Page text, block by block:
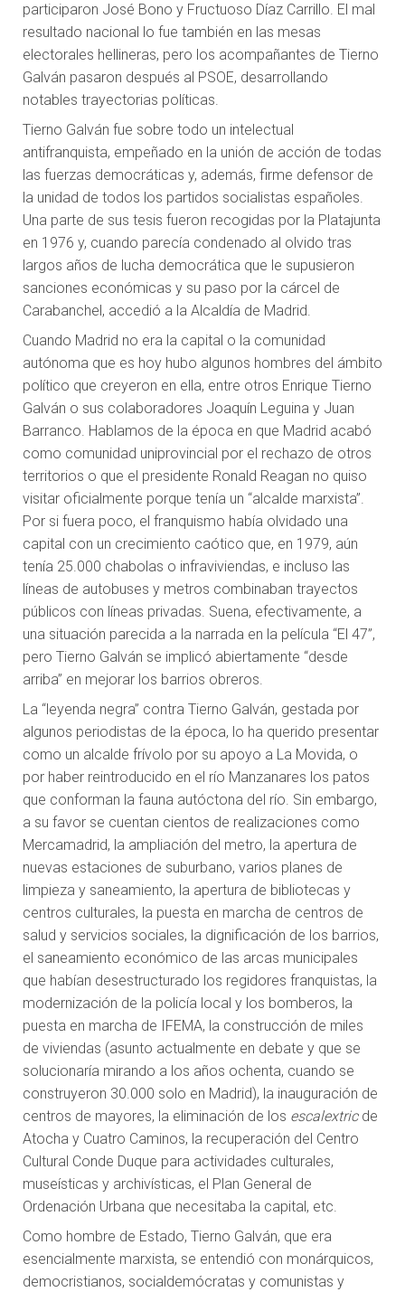
participaron José Bono y Fructuoso Díaz Carrillo. El mal
resultado nacional lo fue también en las mesas
electorales hellineras, pero los acompañantes de Tierno
Galván pasaron después al PSOE, desarrollando
notables trayectorias políticas.
Tierno Galván fue sobre todo un intelectual
antifranquista, empeñado en la unión de acción de todas
las fuerzas democráticas y, además, firme defensor de
la unidad de todos los partidos socialistas españoles.
Una parte de sus tesis fueron recogidas por la Platajunta
en 1976 y, cuando parecía condenado al olvido tras
largos años de lucha democrática que le supusieron
sanciones económicas y su paso por la cárcel de
Carabanchel, accedió a la Alcaldía de Madrid.
Cuando Madrid no era la capital o la comunidad
autónoma que es hoy hubo algunos hombres del ámbito
político que creyeron en ella, entre otros Enrique Tierno
Galván o sus colaboradores Joaquín Leguina y Juan
Barranco. Hablamos de la época en que Madrid acabó
como comunidad uniprovincial por el rechazo de otros
territorios o que el presidente Ronald Reagan no quiso
visitar oficialmente porque tenía un “alcalde marxista”.
Por si fuera poco, el franquismo había olvidado una
capital con un crecimiento caótico que, en 1979, aún
tenía 25.000 chabolas o infraviviendas, e incluso las
líneas de autobuses y metros combinaban trayectos
públicos con líneas privadas. Suena, efectivamente, a
una situación parecida a la narrada en la película “El 47”,
pero Tierno Galván se implicó abiertamente “desde
arriba” en mejorar los barrios obreros.
La “leyenda negra” contra Tierno Galván, gestada por
algunos periodistas de la época, lo ha querido presentar
como un alcalde frívolo por su apoyo a La Movida, o
por haber reintroducido en el río Manzanares los patos
que conforman la fauna autóctona del río. Sin embargo,
a su favor se cuentan cientos de realizaciones como
Mercamadrid, la ampliación del metro, la apertura de
nuevas estaciones de suburbano, varios planes de
limpieza y saneamiento, la apertura de bibliotecas y
centros culturales, la puesta en marcha de centros de
salud y servicios sociales, la dignificación de los barrios,
el saneamiento económico de las arcas municipales
que habían desestructurado los regidores franquistas, la
modernización de la policía local y los bomberos, la
puesta en marcha de IFEMA, la construcción de miles
de viviendas (asunto actualmente en debate y que se
solucionaría mirando a los años ochenta, cuando se
construyeron 30.000 solo en Madrid), la inauguración de
centros de mayores, la eliminación de los escalextricde
Atocha y Cuatro Caminos, la recuperación del Centro
Cultural Conde Duque para actividades culturales,
museísticas y archivísticas, el Plan General de
Ordenación Urbana que necesitaba la capital, etc.
Como hombre de Estado, Tierno Galván, que era
esencialmente marxista, se entendió con monárquicos,
democristianos, socialdemócratas y comunistas y